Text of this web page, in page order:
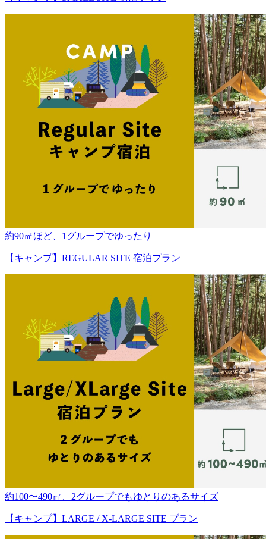
約90㎡ほど、1グループでゆったり
【キャンプ】REGULAR SITE 宿泊プラン
約100〜490㎡、2グループでもゆとりのあるサイズ
【キャンプ】LARGE / X-LARGE SITE プラン